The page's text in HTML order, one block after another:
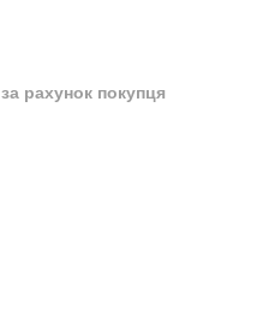
за рахунок покупця